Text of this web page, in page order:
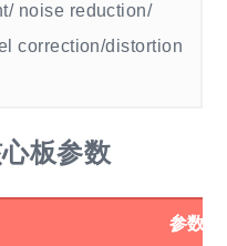
noise reduction/
correction/distortion
板参数
参数